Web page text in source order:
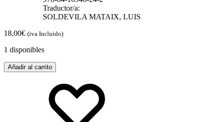
Traductor/a:
SOLDEVILA MATAIX, LUIS
18,00€ (iva Incluido)
1 disponibles
Añadir al carrito